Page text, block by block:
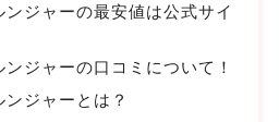
ンジャーの最安値は公式サイ
ジャーの口コミについて！
ジャーとは？